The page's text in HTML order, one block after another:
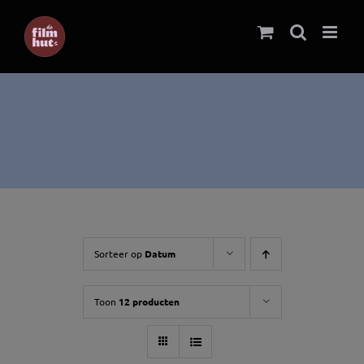
inhoud
Sorteer op Datum
Toon 12 producten